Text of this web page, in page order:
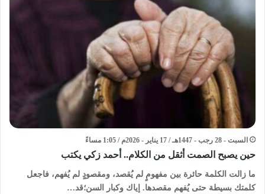
السبت - 28 رجب - 1447هـ / 17 يناير - 2026م / 1:05 مساءً
حين يصبح الصمت أثقل من الكلام.. أحمد زكي يكتب
ما زالت الكلمة حائرة بين مفهومٍ لم يُقصد، ومقصودٍ لم يُفهم، فاجعل
كلمتك بسيطة حتى يُفهم مقصدها. إياك وكبار السن؛قد…